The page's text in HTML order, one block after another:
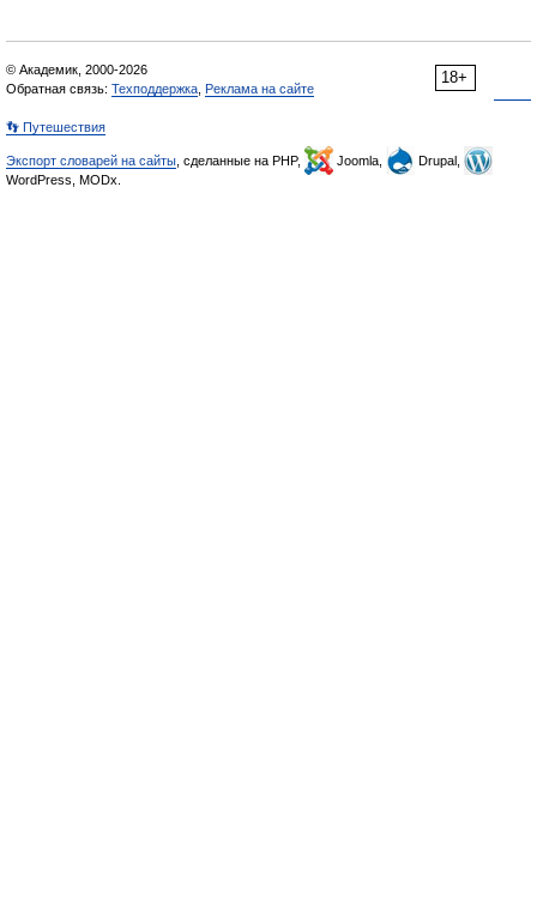
18+
© Академик, 2000-2026
Обратная связь: Техподдержка Реклама на сайте
👣 Путешествия
Экспорт словарей на сайты , сделанные на PHP, Joomla,
Drupal,
WordPress, MODx.